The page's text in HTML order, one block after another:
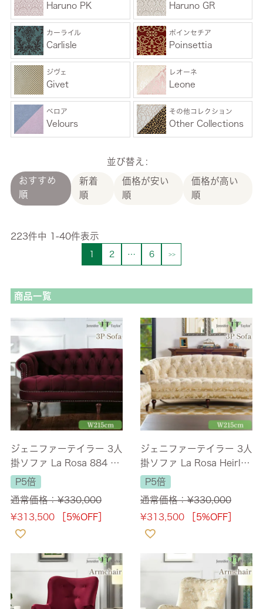
Haruno PK Haruno GR
カーライル
Carlisle
ポインセチア
Poinsettia
ジヴェ
Givet
レオーネ
Leone
ベロア
Velours
その他コレクション
Other Collections
並び替え
おすすめ
順
新着
順
価格が安い
順
価格が高い
順
223件中 1 -40件表示
1 2 … 6
商品一覧
ジェニファーテイラー 3人
掛ソファ La Rosa 884 ベ
ロア 幅215cm 【送料無
料/設置サービス付】
P5倍
通常価格：¥330,000
¥313,500 ［5%OFF］
ジェニファーテイラー 3人
掛ソファ La Rosa Heirloo
m 幅215cm 【送料無料/
設置サービス付】
P5倍
通常価格：¥330,000
¥313,500 ［5%OFF］